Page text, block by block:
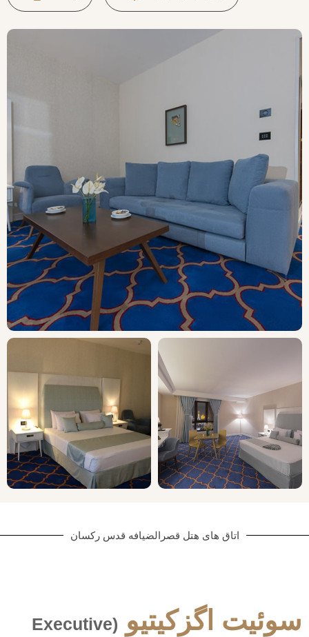
اتاق های هتل قصرالضیافه قدس رکسان
سوئیت اگزکیتیو
(Executive